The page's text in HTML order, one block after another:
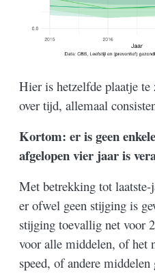
Hier is hetzelfde plaatje
over tijd, allemaal
Kortom: er is geen
afgelopen vier jaar is
Met betrekking tot
er ofwel geen stijging is
stijging toevallig net voor
voor alle middelen, of het
speed, of andere middelen